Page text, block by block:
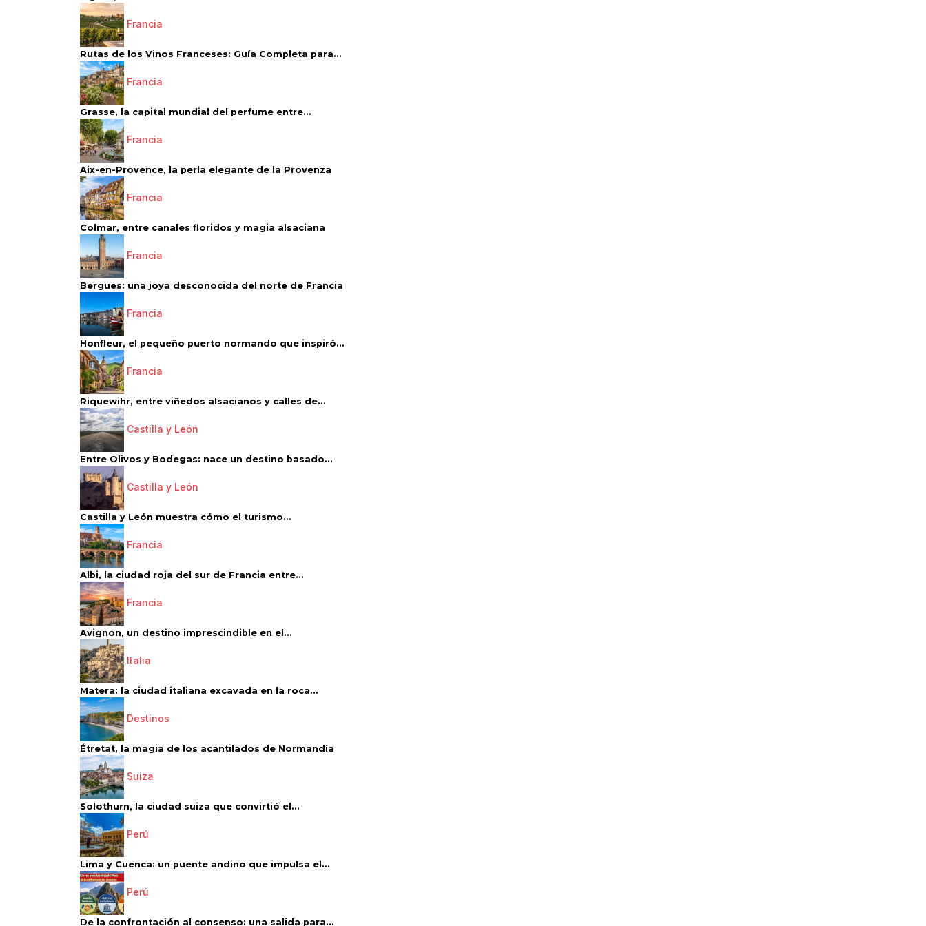
Francia
Rutas de los Vinos Franceses: Guía Completa para...
Francia
Grasse, la capital mundial del perfume entre...
Francia
Aix-en-Provence, la perla elegante de la Provenza
Francia
Colmar, entre canales floridos y magia alsaciana
Francia
Bergues: una joya desconocida del norte de Francia
Francia
Honfleur, el pequeño puerto normando que inspiró...
Francia
Riquewihr, entre viñedos alsacianos y calles de...
Castilla y León
Entre Olivos y Bodegas: nace un destino basado...
Castilla y León
Castilla y León muestra cómo el turismo...
Francia
Albi, la ciudad roja del sur de Francia entre...
Francia
Avignon, un destino imprescindible en el...
Italia
Matera: la ciudad italiana excavada en la roca...
Destinos
Étretat, la magia de los acantilados de Normandía
Suiza
Solothurn, la ciudad suiza que convirtió el...
Perú
Lima y Cuenca: un puente andino que impulsa el...
Perú
De la confrontación al consenso: una salida para...